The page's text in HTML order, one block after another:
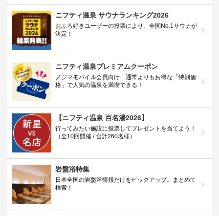
ニフティ温泉 サウナランキング2026
おふろ好きユーザーの投票により、全国No.1サウナが
決定！
ニフティ温泉プレミアムクーポン
ノジマモバイル会員向け 通常よりもお得な「特別価
格」で人気の温泉を満喫できる！
【ニフティ温泉 百名湯2026】
行ってみたい施設に投票してプレゼントを当てよう！
（全10回開催 / 合計260名様）
岩盤浴特集
日本全国の岩盤浴情報だけをピックアップ。まとめて
検索！